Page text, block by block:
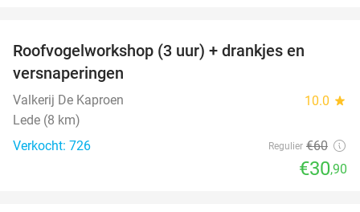
Roofvogelworkshop (3 uur) + drankjes en
versnaperingen
Valkerij De Kaproen 10.0 star
Lede (8 km)
Verkocht: 726
Regulier €60
€30,90